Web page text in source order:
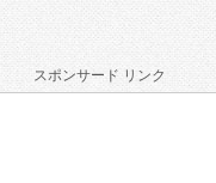
スポンサード リンク